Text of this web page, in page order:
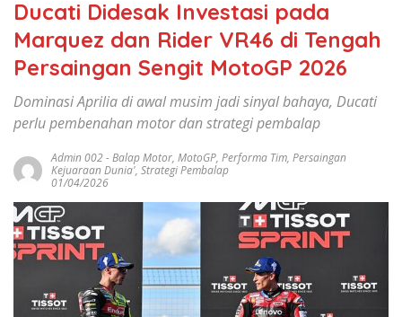
Ducati Didesak Investasi pada
Marquez dan Rider VR46 di Tengah
Persaingan Sengit MotoGP 2026
Dominasi Aprilia di awal musim jadi sinyal bahaya, Ducati
perlu pembenahan motor dan strategi pembalap
Admin 002-Balap Motor, MotoGP, Performa Tim, Persaingan
Kejuaraan Dunia', Strategi Pembalap
01/04/2026